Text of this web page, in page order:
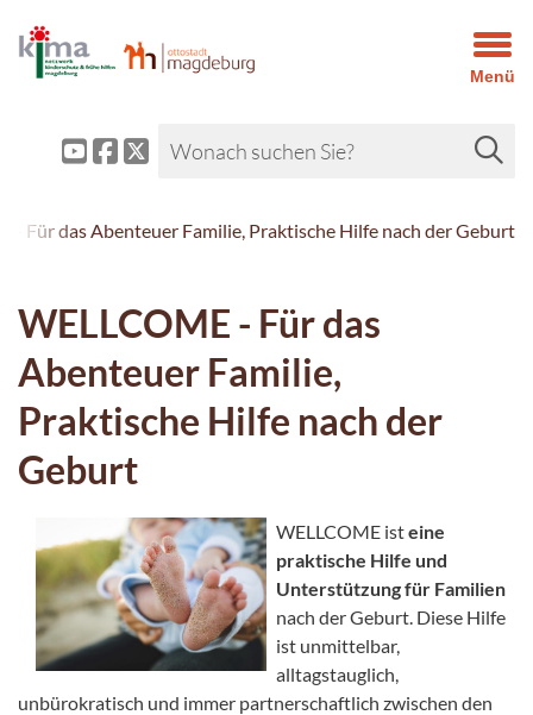
Menü
- Für das Abenteuer Familie, Praktische Hilfe nach der Geburt
WELLCOME - Für das
Abenteuer Familie,
Praktische Hilfe nach der
Geburt
WELLCOME isteine
praktische Hilfe und
Unterstützung für Familien
nach der Geburt. Diese Hilfe
ist unmittelbar,
alltagstauglich,
unbürokratisch und immer partnerschaftlich zwischen den